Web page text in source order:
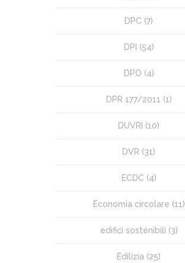
DPC (7)
DPI (54)
DPO (4)
DPR 177/2011 (1)
DUVRI (10)
DVR (31)
ECDC (4)
Economia circolare (11)
edifici sostenibili (3)
Edilizia (25)